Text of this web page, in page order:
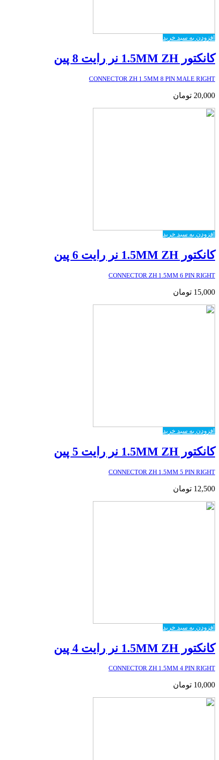
افزودن به سبد خرید
کانکتور 1.5MM ZH نر رایت 8 پین
CONNECTOR ZH 1.5MM 8 PIN MALE RIGHT
20,000 تومان
افزودن به سبد خرید
کانکتور 1.5MM ZH نر رایت 6 پین
CONNECTOR ZH 1.5MM 6 PIN RIGHT
15,000 تومان
افزودن به سبد خرید
کانکتور 1.5MM ZH نر رایت 5 پین
CONNECTOR ZH 1.5MM 5 PIN RIGHT
12,500 تومان
افزودن به سبد خرید
کانکتور 1.5MM ZH نر رایت 4 پین
CONNECTOR ZH 1.5MM 4 PIN RIGHT
10,000 تومان